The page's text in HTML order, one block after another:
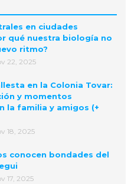
en ciudades
qué nuestra biología no
ritmo?
22, 2025
en la Colonia Tovar:
y momentos
la familia y amigos (+
18, 2025
conocen bondades del
17, 2025